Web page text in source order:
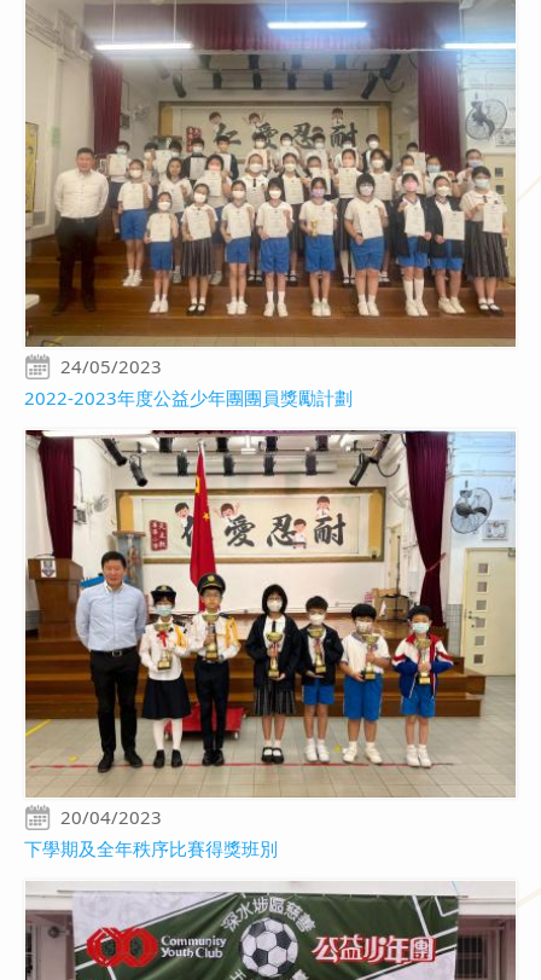
24/05/2023
2022-2023年度公益少年團團員獎勵計劃
20/04/2023
下學期及全年秩序比賽得獎班別